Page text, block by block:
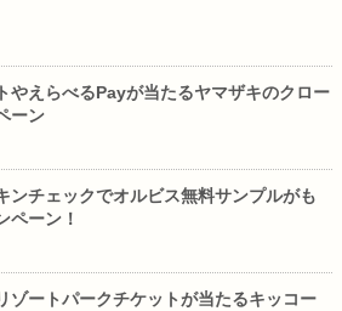
やえらべるPayが当たるヤマザキのクロー
ーン
チェックでオルビス無料サンプルがも
ペーン！
ゾートパークチケットが当たるキッコー